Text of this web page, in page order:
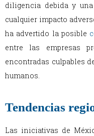
diligencia debida y
cualquier impacto
ha advertido la posible
entre las empresas
encontradas culpables
humanos.
Tendencias
Las iniciativas de